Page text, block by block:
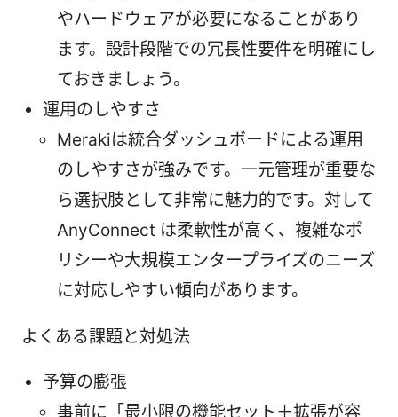
やハードウェアが必要になることがあり
ます。設計段階での冗長性要件を明確にし
ておきましょう。
運用のしやすさ
Merakiは統合ダッシュボードによる運用
のしやすさが強みです。一元管理が重要な
ら選択肢として非常に魅力的です。対して
AnyConnect は柔軟性が高く、複雑なポ
リシーや大規模エンタープライズのニーズ
に対応しやすい傾向があります。
よくある課題と対処法
予算の膨張
事前に「最小限の機能セット＋拡張が容